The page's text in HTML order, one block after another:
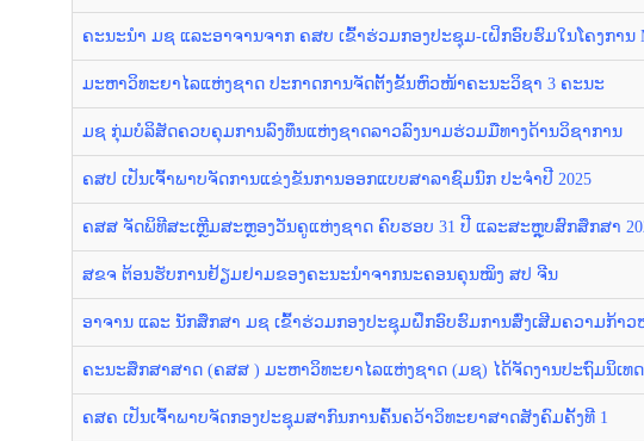
ຄະນະນຳ ມຊ ແລະອາຈານຈາກ ຄສບ ເຂົ້າຮ່ວມກອງປະຊຸມ-ເຝິກອົບຮົມໃນໂຄງການ
ມະຫາວິທະຍາໄລແຫ່ງຊາດ ປະກາດການຈັດຕັ້ງຂັ້ນຫົວໜ້າຄະນະວິຊາ 3 ຄະນະ
ມຊ ກຸ່ມບໍລິສັດຄວບຄຸມການລົງທຶນແຫ່ງຊາດລາວລົງນາມຮ່ວມມືທາງດ້ານວິຊາການ
ຄສປ ເປັນເຈົ້າພາບຈັດການແຂ່ງຂັນການອອກແບບສາລາຊົມນົກ ປະຈຳປີ 2025
ຄສສ ຈັດພິທີສະເຫຼີມສະຫຼອງວັນຄູແຫ່ງຊາດ ຄົບຮອບ 31 ປີ ແລະສະຫຼຸບສົກສຶກສາ
ສຂຈ ຕ້ອນຮັບການຢ້ຽມຢາມຂອງຄະນະນຳຈາກນະຄອນຄຸນໝິງ ສປ ຈີນ
ອາຈານ ແລະ ນັກສຶກສາ ມຊ ເຂົ້າຮ່ວມກອງປະຊຸມຝຶກອົບຮົມການສົ່ງເສີມຄວາມກ້າ
ຄະນະສຶກສາສາດ (ຄສສ ) ມະຫາວິທະຍາໄລແຫ່ງຊາດ (ມຊ) ໄດ້ຈັດງານປະຖົມນິເທ
ຄສຄ ເປັນເຈົ້າພາບຈັດກອງປະຊຸມສາກົນການຄົ້ນຄວ້າວິທະຍາສາດສັງຄົມຄັ້ງທີ 1